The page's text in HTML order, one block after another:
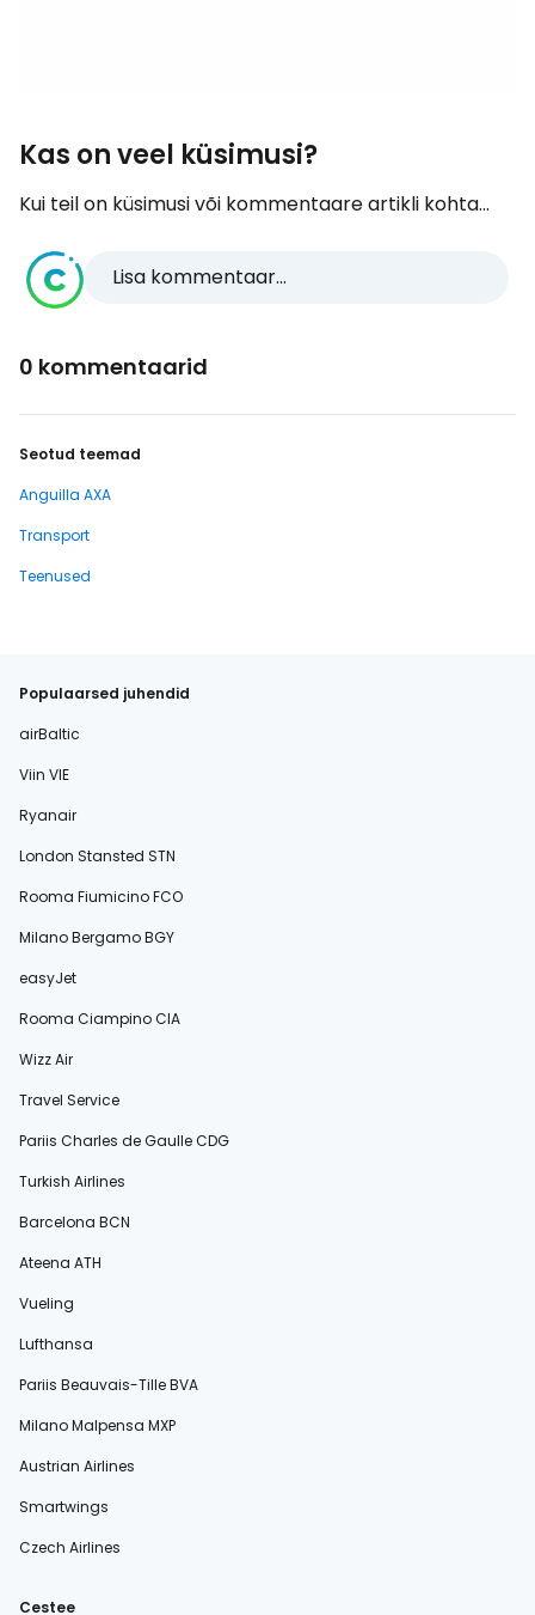
Kas on veel küsimusi?
Kui teil on küsimusi või kommentaare artikli kohta...
Lisa kommentaar...
0 kommentaarid
Seotud teemad
Anguilla AXA
Transport
Teenused
Populaarsed juhendid
airBaltic
Viin VIE
Ryanair
London Stansted STN
Rooma Fiumicino FCO
Milano Bergamo BGY
easyJet
Rooma Ciampino CIA
Wizz Air
Travel Service
Pariis Charles de Gaulle CDG
Turkish Airlines
Barcelona BCN
Ateena ATH
Vueling
Lufthansa
Pariis Beauvais-Tille BVA
Milano Malpensa MXP
Austrian Airlines
Smartwings
Czech Airlines
Cestee